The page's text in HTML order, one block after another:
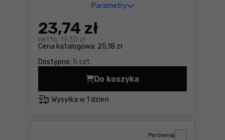
Parametry
Cena katalogowa: 25,18 zł
23,74 zł
netto: 19,30 zł
Dostępne: 5 szt.
Wysyłka w 1 dzień
Do koszyka
Gwoździe z łbem
Porównaj